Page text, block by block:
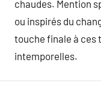
chaudes. Mention
ou inspirés du
touche finale à ces
intemporelles.